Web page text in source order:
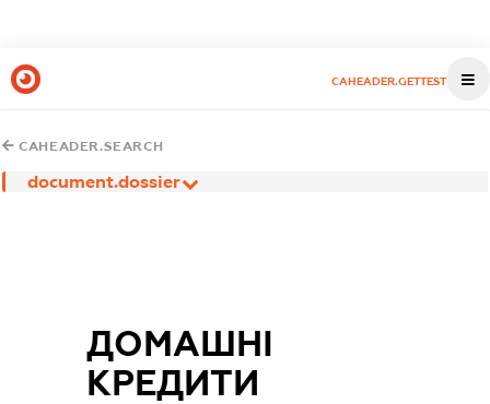
CAHEADER.GETTEST
CAHEADER.SEARCH
document.dossier
ДОМАШНІ
КРЕДИТИ